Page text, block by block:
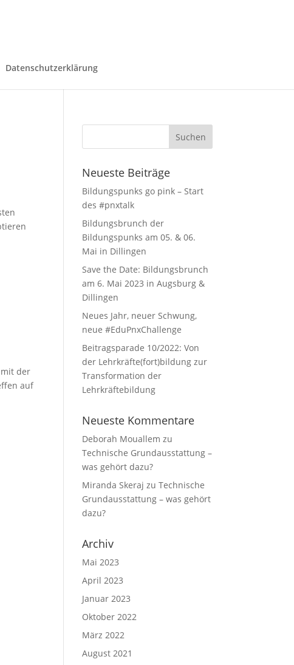
Datenschutzerklärung
der
auf
Neueste Beiträge
Bildungspunks go pink – Start
des #pnxtalk
Bildungsbrunch der
Bildungspunks am 05. & 06.
Mai in Dillingen
Save the Date: Bildungsbrunch
am 6. Mai 2023 in Augsburg &
Dillingen
Neues Jahr, neuer Schwung,
neue #EduPnxChallenge
Beitragsparade 10/2022: Von
der Lehrkräfte(fort)bildung zur
Transformation der
Lehrkräftebildung
Neueste Kommentare
Deborah Mouallem zu
Technische Grundausstattung –
was gehört dazu?
Miranda Skeraj zu Technische
Grundausstattung – was gehört
dazu?
Archiv
Mai 2023
April 2023
Januar 2023
Oktober 2022
März 2022
August 2021